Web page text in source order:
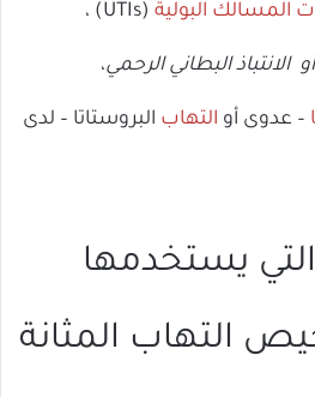
المسالك البولية (UTIs) ،
أو الانتباذ البطانيالرحمي،
– عدوى أو التهاب البروستاتا – لدى
التي يستخدمها
التهاب المثانة